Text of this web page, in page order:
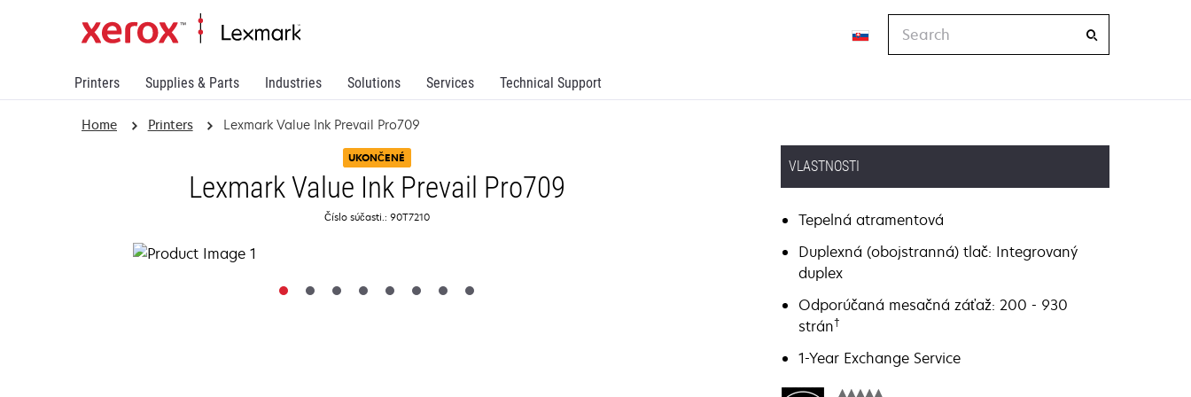
Printers Supplies & Parts Industries Solutions Services Technical Support
Home Printers Lexmark Value Ink Prevail Pro709
UKONČENÉ
Lexmark Value Ink Prevail Pro709
Číslo súčasti.: 90T7210
VLASTNOSTI
Tepelná atramentová
Duplexná (obojstranná) tlač: Integrovaný
duplex
Odporúčaná mesačná záťaž: 200 - 930
strán†
1-Year Exchange Service